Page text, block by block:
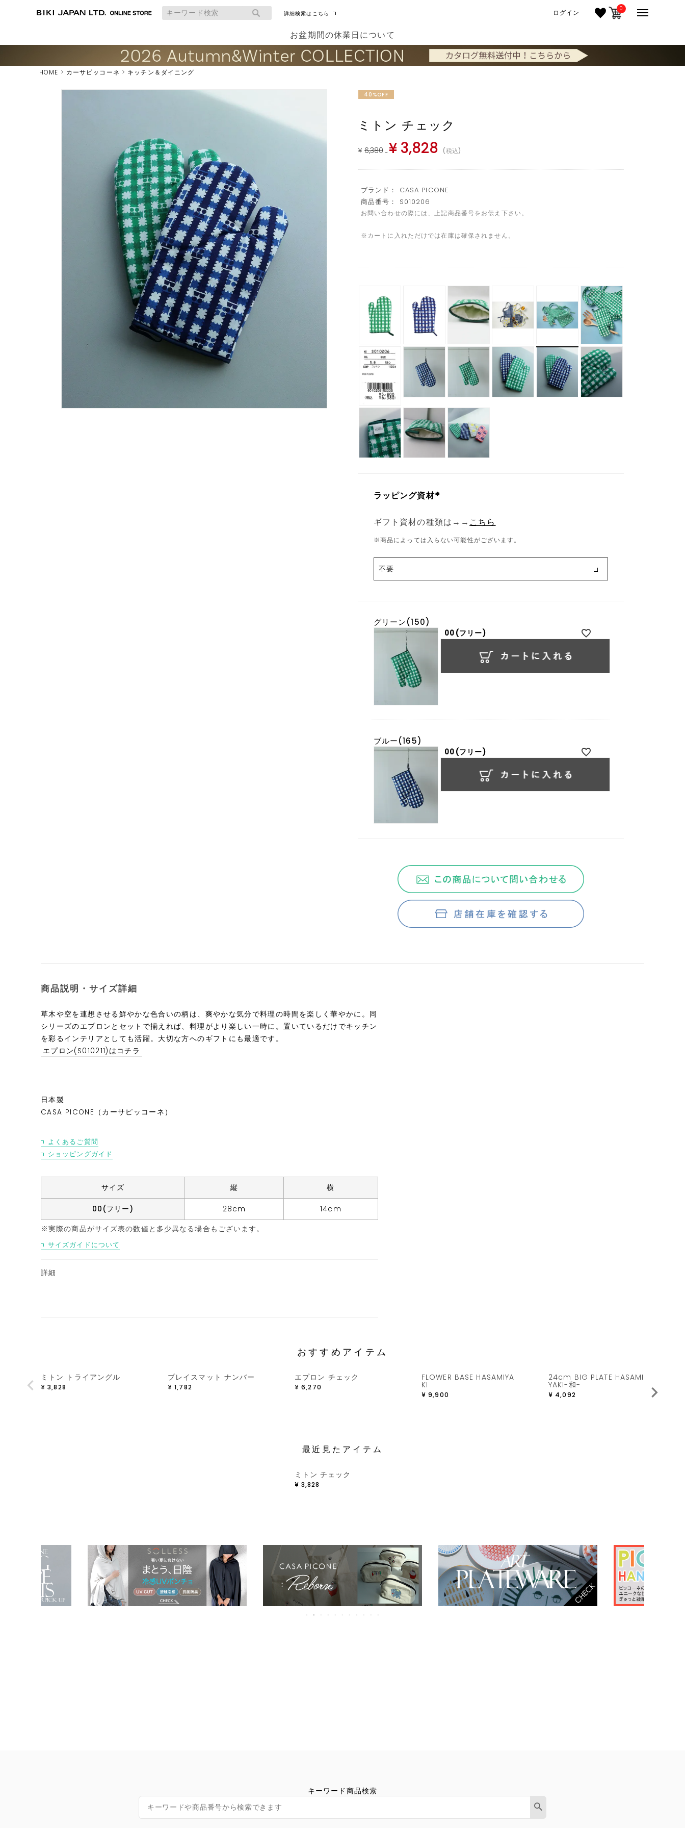
詳細検索はこちら ログイン 0
お盆期間の休業日について
HOME カーサピッコーネ キッチン＆ダイニング
40%OFF
ミトン チェック
¥ 6,380 →¥ 3,828 税込
ブランド： CASA PICONE
商品番号： S010206
お問い合わせの際には、上記商品番号をお伝え下さい。
※カートに入れただけでは在庫は確保されません。
ラッピング資材
必
)
ギフト資材の種類は→→ こちら
※商品によっては入らない可能性がございます。
グリーン(150)
00(フリー)
ブルー(165)
00(フリー)
商品説明・サイズ詳細
草木や空を連想させる鮮やかな色合いの柄は、爽やかな気分で料理の時間を楽しく華やかに。同
シリーズのエプロンとセットで揃えれば、料理がより楽しい一時に。置いているだけでキッチン
を彩るインテリアとしても活躍。大切な方へのギフトにも最適です。
エプロン(S010211)はコチラ
日本製
CASA PICONE（カーサピッコーネ）
よくあるご質問
ショッピングガイド
サイズ 縦 横
00(フリー) 28cm
14cm
※実際の商品がサイズ表の数値と多少異なる場合もございます。
サイズガイドについて
詳細
おすすめアイテム
ミトン トライアングル
¥ 3,828
プレイスマット ナンバー
¥ 1,782
エプロン チェック
¥ 6,270
FLOWER BASE HASAMIYA
KI
¥ 9,900
24cm BIG PLATE HASAMI
YAKI-和-
¥ 4,092
最近見たアイテム
ミトン チェック
¥ 3,828
キーワード商品検索